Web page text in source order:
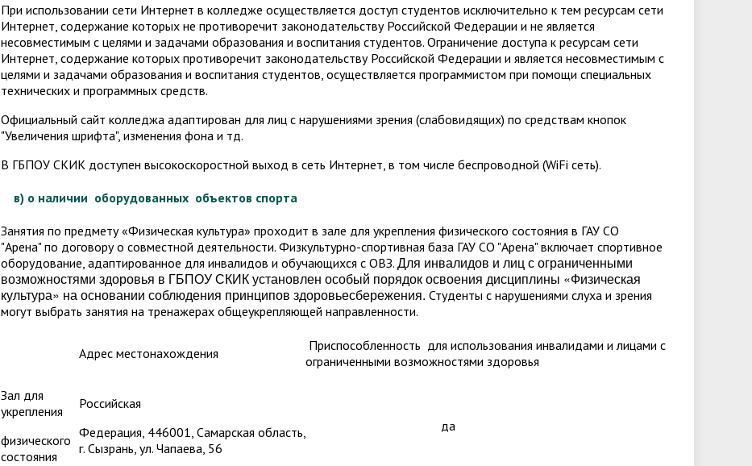
При использовании сети Интернет в колледже осуществляется доступ студентов исключительно к тем ресурсам сети
Интернет, содержание которых не противоречит законодательству Российской Федерации и не является
несовместимым с целями и задачами образования и воспитания студентов. Ограничение доступа к ресурсам сети
Интернет, содержание которых противоречит законодательству Российской Федерации и является несовместимым с
целями и задачами образования и воспитания студентов, осуществляется программистом при помощи специальных
технических и программных средств.
Официальный сайт колледжа адаптирован для лиц с нарушениями зрения (слабовидящих) по средствам кнопок
"Увеличения шрифта", изменения фона и тд.
В ГБПОУ СКИК доступен высокоскоростной выход в сеть Интернет, в том числе беспроводной (WiFi сеть).
в) о наличии оборудованных объектов спорта
Занятия по предмету «Физическая культура» проходит в зале для укрепления физического состояния в ГАУ СО
"Арена" по договору о совместной деятельности. Физкультурно-спортивная база ГАУ СО "Арена" включает спортивное
оборудование, адаптированное для инвалидов и обучающихся с ОВЗ. Для инвалидов и лиц с ограниченными
возможностями здоровья в ГБПОУ СКИК установлен особый порядок освоения дисциплины «Физическая
культура» на основании соблюдения принципов здоровьесбережения. Студенты с нарушениями слуха и зрения
могут выбрать занятия на тренажерах общеукрепляющей направленности.
Адрес местонахождения
Приспособленность для использования инвалидами и лицами с
ограниченными возможностями здоровья
Зал для
укрепления
физического
состояния
Российская
Федерация, 446001, Самарская область,
г. Сызрань, ул. Чапаева, 56
да